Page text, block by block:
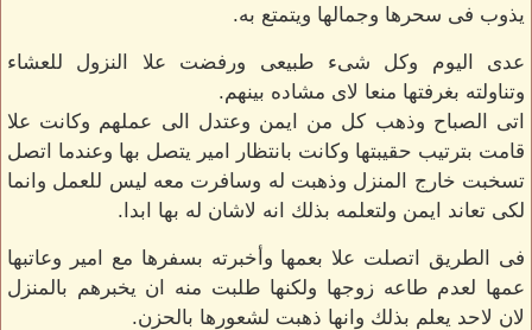
يذوب فى سحرها وجمالها ويتمتع به.
عدى اليوم وكل شىء طبيعى ورفضت علا النزول للعشاء
وتناولته بغرفتها منعا لاى مشاده بينهم.
اتى الصباح وذهب كل من ايمن وعتدل الى عملهم وكانت علا
قامت بترتيب حقيبتها وكانت بانتظار امير يتصل بها وعندما اتصل
تسخبت خارج المنزل وذهبت له وسافرت معه ليس للعمل وانما
لكى تعاند ايمن ولتعلمه بذلك انه لاشان له بها ابدا.
فى الطريق اتصلت علا بعمها وأخبرته بسفرها مع امير وعاتبها
عمها لعدم طاعه زوجها ولكنها طلبت منه ان يخبرهم بالمنزل
لان لاحد يعلم بذلك وانها ذهبت لشعورها بالحزن.